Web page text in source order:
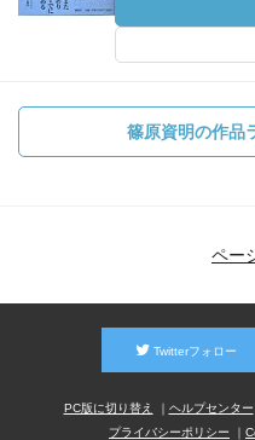
篠原資明の作品
ペー
Twitterフォロー
PC版に切り替え ヘルプセンター
プライバシーポリシー